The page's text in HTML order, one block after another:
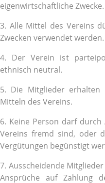
eigenwirtschaftliche Zwecke.
3. Alle Mittel des Vereins
Zwecken verwendet werden.
4. Der Verein ist
ethnisch neutral.
5. Die Mitglieder erhalten
Mitteln des Vereins.
6. Keine Person darf durch
Vereins fremd sind, oder
Vergütungen begünstigt
7. Ausscheidende
Ansprüche auf Zahlung